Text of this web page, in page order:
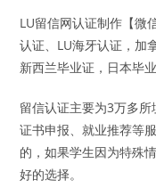
LU留信网认证制作【微
认证、LU海牙认证，加
新西兰毕业证，日本毕
留信认证主要为3万多
证书申报、就业推荐等
的，如果学生因为特殊
好的选择。